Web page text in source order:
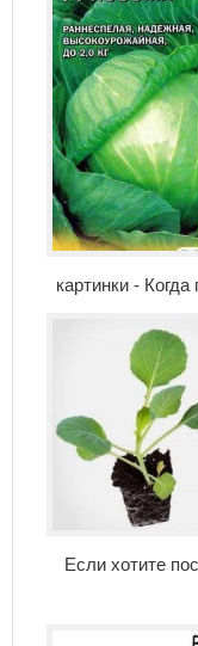
картинки -
Если хотите